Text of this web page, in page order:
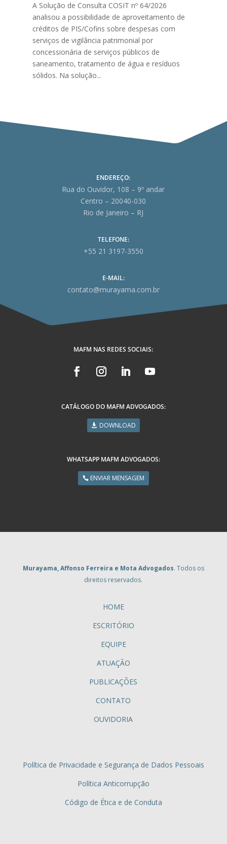
A Solução de Consulta COSIT nº 64/2026
analisou a possibilidade de aproveitamento de
créditos de PIS/Cofins sobre despesas com
serviços de vigilância patrimonial por
concessionária de serviços públicos de
saneamento, tratamento de água e resíduos
sólidos. Na solução...
ENDEREÇO:
Rua do Ouvidor, 108 – 9º andar
Centro – 20040-030
Rio de Janeiro – RJ
TELEFONE:
+55 21 3197-3550
E-MAIL:
contato@murayama.com.br
MAFM NAS REDES SOCIAIS:
CATÁLOGO DO MAFM ADVOGADOS:
DOWNLOAD
WHATSAPP MAFM ADVOGADOS:
ENVIAR MENSAGEM
Murayama, Affonso Ferreira e Mota Advogados. Todos os
direitos reservados.
HOME
ESCRITÓRIO
EQUIPE
ATUAÇÃO
PUBLICAÇÕES
CONTATO
OUVIDORIA
Política de Privacidade e Segurança de Dados Pessoais
Política Anticorrupção
Código de Ética e de Conduta